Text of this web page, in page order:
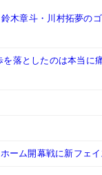
木章斗・川村拓夢の
落としたのは本当に
ーム開幕戦に新フェ